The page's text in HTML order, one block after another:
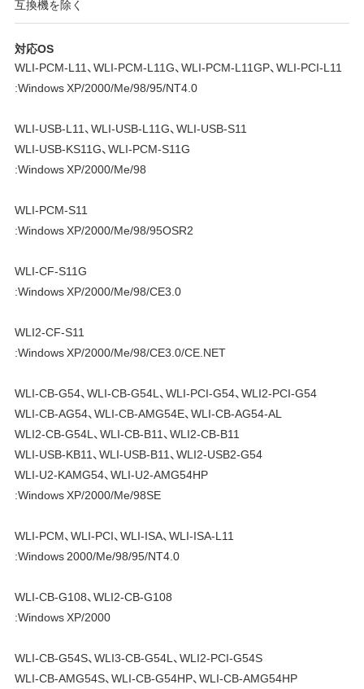
互換機を除く
対応OS
WLI-PCM-L11、WLI-PCM-L11G、WLI-PCM-L11GP、WLI-PCI-L11
:Windows XP/2000/Me/98/95/NT4.0
WLI-USB-L11、WLI-USB-L11G、WLI-USB-S11
WLI-USB-KS11G、WLI-PCM-S11G
:Windows XP/2000/Me/98
WLI-PCM-S11
:Windows XP/2000/Me/98/95OSR2
WLI-CF-S11G
:Windows XP/2000/Me/98/CE3.0
WLI2-CF-S11
:Windows XP/2000/Me/98/CE3.0/CE.NET
WLI-CB-G54、WLI-CB-G54L、WLI-PCI-G54、WLI2-PCI-G54
WLI-CB-AG54、WLI-CB-AMG54E、WLI-CB-AG54-AL
WLI2-CB-G54L、WLI-CB-B11、WLI2-CB-B11
WLI-USB-KB11、WLI-USB-B11、WLI2-USB2-G54
WLI-U2-KAMG54、WLI-U2-AMG54HP
:Windows XP/2000/Me/98SE
WLI-PCM、WLI-PCI、WLI-ISA、WLI-ISA-L11
:Windows 2000/Me/98/95/NT4.0
WLI-CB-G108、WLI2-CB-G108
:Windows XP/2000
WLI-CB-G54S、WLI3-CB-G54L、WLI2-PCI-G54S
WLI-CB-AMG54S、WLI-CB-G54HP、WLI-CB-AMG54HP